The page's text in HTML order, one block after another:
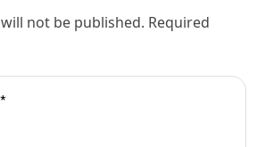
not be published. Required